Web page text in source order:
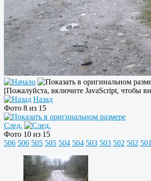
[Пожалуйста, включите JavaScript, чтобы
Назад
Фото 8 из 15
След.
Фото 10 из 15
506 506 505 505 504 504 503 503 502 502 501